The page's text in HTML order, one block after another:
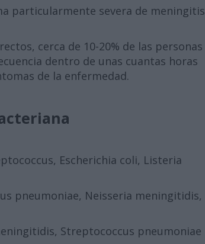
particularmente severa de meningitis
cerca de 10-20% de las personas
dentro de unas cuantas horas
de la enfermedad.
Escherichia coli, Listeria
Neisseria meningitidis,
Streptococcus pneumoniae